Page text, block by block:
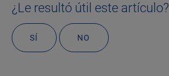
¿Le resultó útil este artículo?
SÍ NO